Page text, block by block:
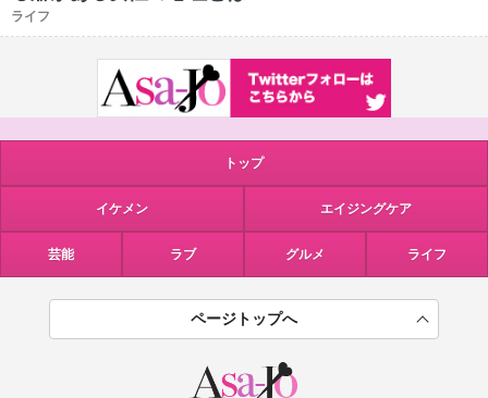
ライフ
トップ
イケメン エイジングケア
芸能 ラブ グルメ ライフ
ページトップへ